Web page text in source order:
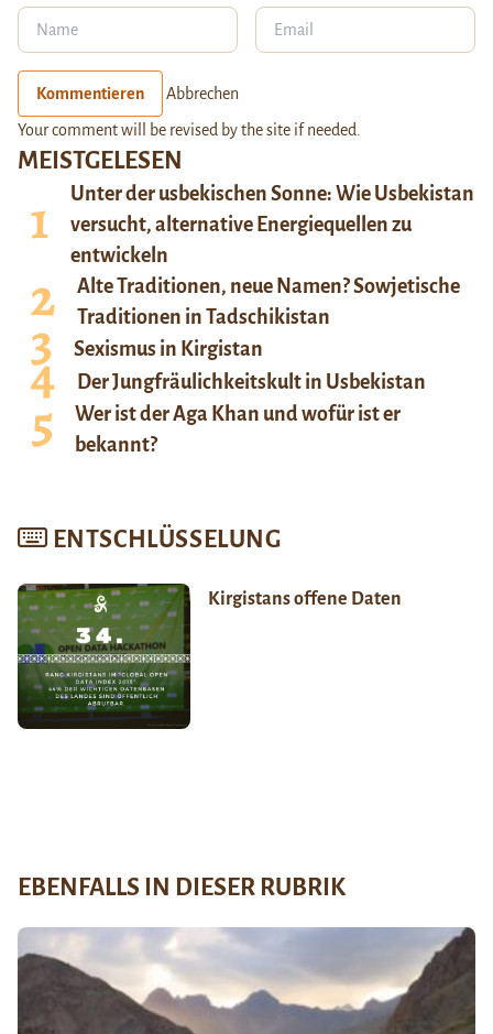
MEISTGELESEN
Unter der usbekischen Sonne: Wie Usbekistan
versucht, alternative Energiequellen zu
entwickeln
Alte Traditionen, neue Namen? Sowjetische
Traditionen in Tadschikistan
Sexismus in Kirgistan
Der Jungfräulichkeitskult in Usbekistan
Wer ist der Aga Khan und wofür ist er
bekannt?
ENTSCHLÜSSELUNG
Kirgistans offene Daten
Kommentieren Abbrechen
Your comment will be revised by the site if needed.
EBENFALLS IN DIESER RUBRIK